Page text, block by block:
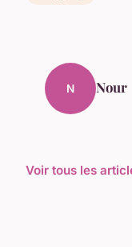
N Nour
Voir tous les